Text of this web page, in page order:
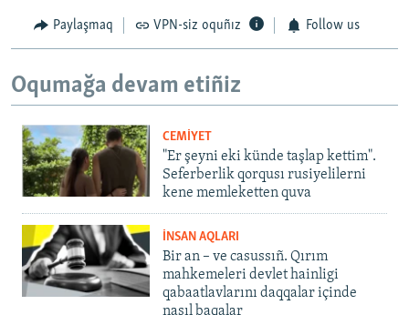
Paylaşmaq VPN-siz oquñız Follow us
Oqumağa devam etiñiz
CEMİYET
"Er şeyni eki künde taşlap kettim".
Seferberlik qorqusı rusiyelilerni
kene memleketten quva
İNSAN AQLARI
Bir an – ve casussıñ. Qırım
mahkemeleri devlet hainligi
qabaatlavlarını daqqalar içinde
nasıl baqalar